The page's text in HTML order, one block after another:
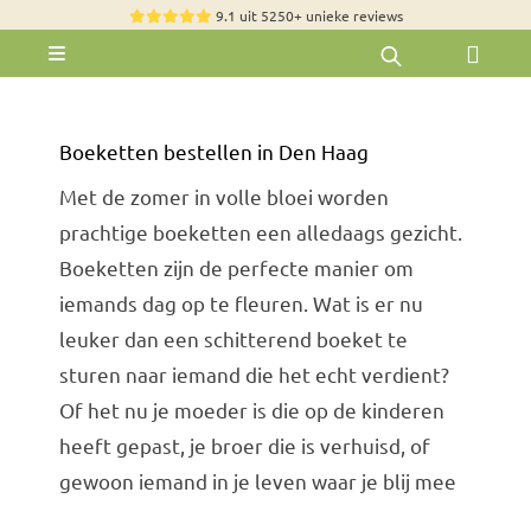
9.1 uit 5250+ unieke reviews
Toggle
Zomerbloemen
Exclusieve boeketten
Boeketten
Pioenrozen
Groen & Decoratief
Bloemenpakketten
Olijfbomen
Boeketten bestellen in Den Haag
Met de zomer in volle bloei worden
prachtige boeketten een alledaags gezicht.
Boeketten zijn de perfecte manier om
iemands dag op te fleuren. Wat is er nu
leuker dan een schitterend boeket te
sturen naar iemand die het echt verdient?
Of het nu je moeder is die op de kinderen
heeft gepast, je broer die is verhuisd, of
gewoon iemand in je leven waar je blij mee